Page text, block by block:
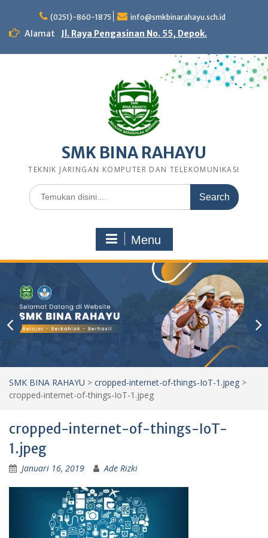
content
(0251)-860-1875 info@smkbinarahayu.sch.id
Alamat Jl. Raya Pengasinan No. 55, Depok.
SMK BINA RAHAYU
TEKNIK JARINGAN KOMPUTER DAN TELEKOMUNIKASI
Search
for:
Menu
SMK BINA RAHAYU > cropped-internet-of-things-IoT-1.jpeg >
cropped-internet-of-things-IoT-1.jpeg
cropped-internet-of-things-IoT-
1.jpeg
Januari 16, 2019 Ade Rizki